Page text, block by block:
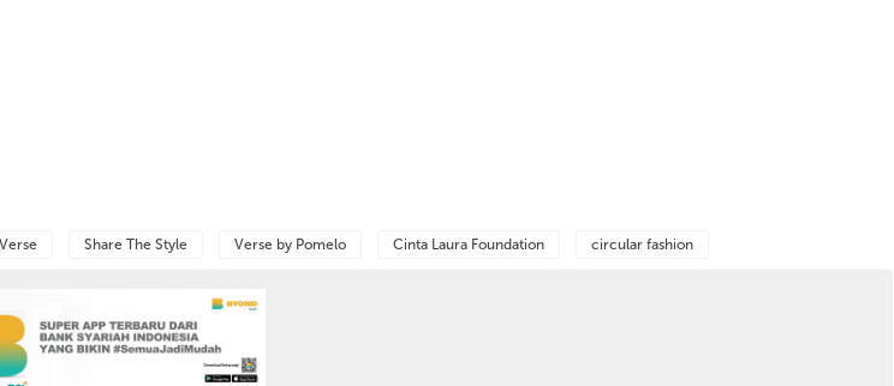
Share The Style Verse by Pomelo Cinta Laura Foundation circular fashion